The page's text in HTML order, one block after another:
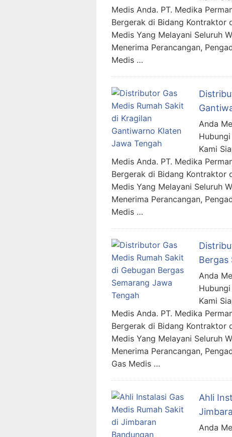
Medis Anda. PT. Medika
Bergerak di Bidang Kontraktor
Medis Yang Melayani Seluruh
Menerima Perancangan,
Medis …
Anda
Kami
Medis Anda. PT. Medika
Bergerak di Bidang Kontraktor
Medis Yang Melayani Seluruh
Menerima Perancangan,
Medis …
Bergas
Anda
Kami
Medis Anda. PT. Medika
Bergerak di Bidang Kontraktor
Medis Yang Melayani Seluruh
Menerima Perancangan,
Gas Medis …
Ahli
Anda